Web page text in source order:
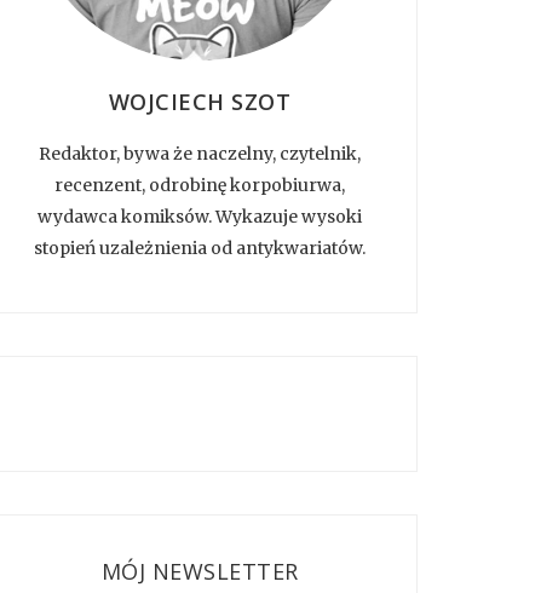
WOJCIECH SZOT
Redaktor, bywa że naczelny, czytelnik,
recenzent, odrobinę korpobiurwa,
wydawca komiksów. Wykazuje wysoki
stopień uzależnienia od antykwariatów.
MÓJ NEWSLETTER